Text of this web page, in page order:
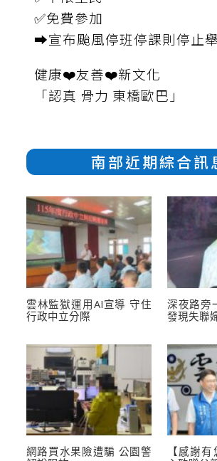
✅免費參加
➡️宣布颱風停班停課則停止
健康❤️友善❤️新文化
「認真 骨力 東橋歐巴」
南部近期綜合訊
雲林監獄運用AI宣導 守住
行政中立分際
深夜路旁
發現失聯
網路買水果險遭騙 公園警
【感謝